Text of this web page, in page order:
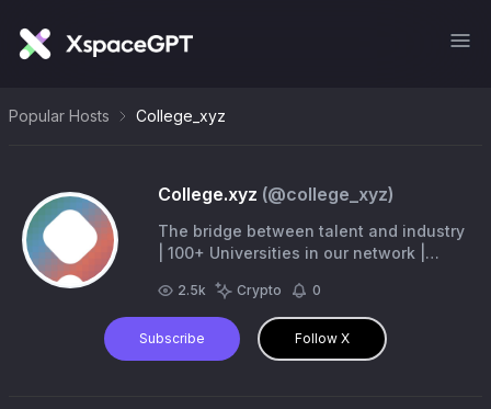
Popular Hosts College_xyz
College.xyz (@college_xyz)
The bridge between talent and industry
| 100+ Universities in our network |
in blockchain. @MBC_conference
2.5k Crypto 0
Subscribe Follow X